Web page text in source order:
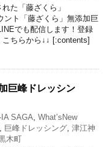
た「藤ざくら」
ト「藤ざくら」無添加巨
でも配信します！登録
ちらから↓↓ [:contents]
巨峰ドレッシン
IA SAGA What’sNew
巨峰ドレッシング 津江神
木町